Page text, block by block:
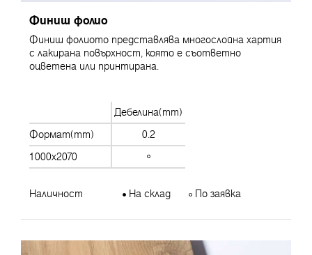
Финиш фолио
Финиш фолиото представлява многослойна хартия
с лакирана повърхност, която е съответно
оцветена или принтирана.
Дебелина(mm)
Формат(mm)
0.2
1000x2070
Наличност На склад По заявка